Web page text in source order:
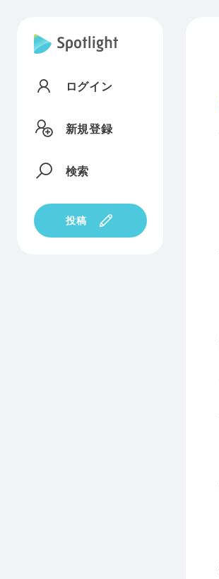
ログイン
新規登録
検索
投稿